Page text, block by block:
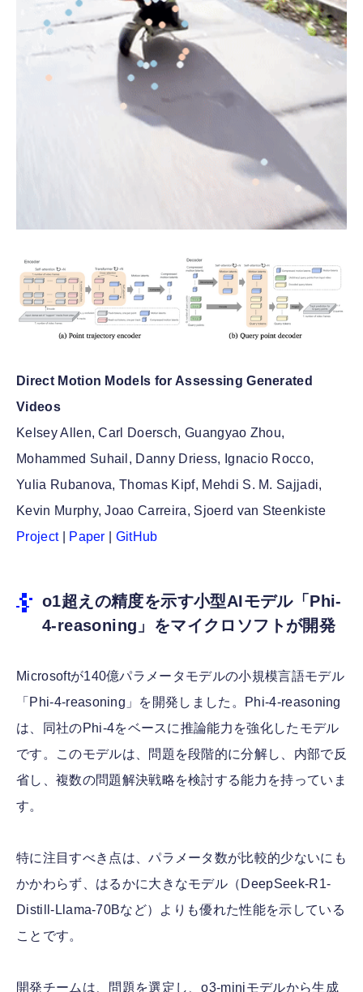
Direct Motion Models for Assessing Generated
Videos
Kelsey Allen, Carl Doersch, Guangyao Zhou,
Mohammed Suhail, Danny Driess, Ignacio Rocco,
Yulia Rubanova, Thomas Kipf, Mehdi S. M. Sajjadi,
Kevin Murphy, Joao Carreira, Sjoerd van Steenkiste
Project| Paper GitHub
o1超えの精度を示す小型AIモデル「Phi-
4-reasoning」をマイクロソフトが開発
Microsoftが140億パラメータモデルの小規模言語モデル
「Phi-4-reasoning」を開発しました。Phi-4-reasoning
は、同社のPhi-4をベースに推論能力を強化したモデル
です。このモデルは、問題を段階的に分解し、内部で反
省し、複数の問題解決戦略を検討する能力を持っていま
す。
特に注目すべき点は、パラメータ数が比較的少ないにも
かかわらず、はるかに大きなモデル（DeepSeek-R1-
Distill-Llama-70Bなど）よりも優れた性能を示している
ことです。
開発チームは、問題を選定し、o3-miniモデルから生成